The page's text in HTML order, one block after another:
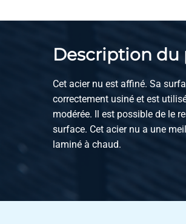
2110-0060-80
Description
Cet acier nu est affiné. Sa
correctement usiné et est
modérée. Il est possible de le
surface. Cet acier nu a une
laminé à chaud.